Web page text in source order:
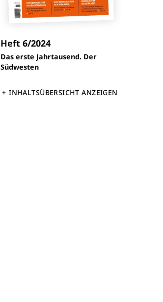
Heft 6/2024
:
Das erste Jahrtausend. Der
Südwesten
INHALTSÜBERSICHT ANZEIGEN